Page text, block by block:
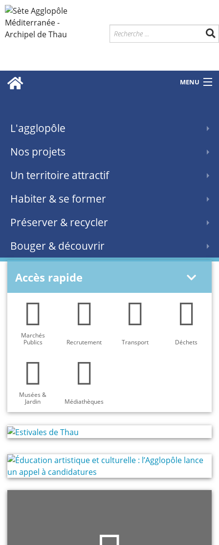
MENU
L'agglopôle
Nos projets
Un territoire attractif
Habiter & se former
Préserver & recycler
Bouger & découvrir
Accès rapide
Marchés
Publics
Recrutement Transport Déchets
Musées &
Jardin
Médiathèques